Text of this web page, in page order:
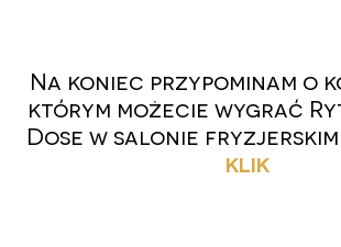
Na koniec przypominam o
którym możecie wygrać
Dose w salonie
klik